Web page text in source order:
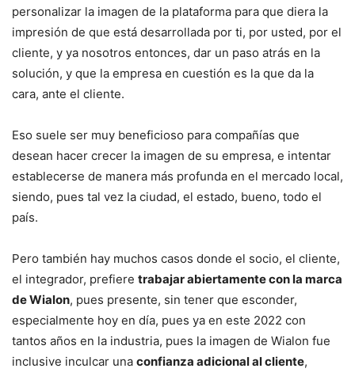
personalizar la imagen de la plataforma para que diera la
impresión de que está desarrollada por ti, por usted, por el
cliente, y ya nosotros entonces, dar un paso atrás en la
solución, y que la empresa en cuestión es la que da la
cara, ante el cliente.
Eso suele ser muy beneficioso para compañías que
desean hacer crecer la imagen de su empresa, e intentar
establecerse de manera más profunda en el mercado local,
siendo, pues tal vez la ciudad, el estado, bueno, todo el
país.
Pero también hay muchos casos donde el socio, el cliente,
el integrador, prefiere trabajar abiertamente con la marca
de Wialon, pues presente, sin tener que esconder,
especialmente hoy en día, pues ya en este 2022 con
tantos años en la industria, pues la imagen de Wialon fue
inclusive inculcar una confianza adicional al cliente,